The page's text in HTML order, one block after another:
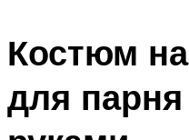
Костюм
для